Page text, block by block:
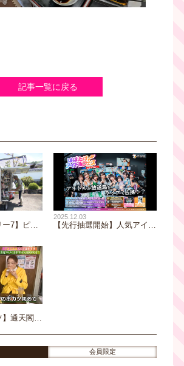
記事一覧に戻る
7】ピア
を乗り越え
2025.12.03
【先行抽選開始】人気アイド
通天閣ふ
邦彦と紅
格なサイズ
うがと
追い旅
会員限定